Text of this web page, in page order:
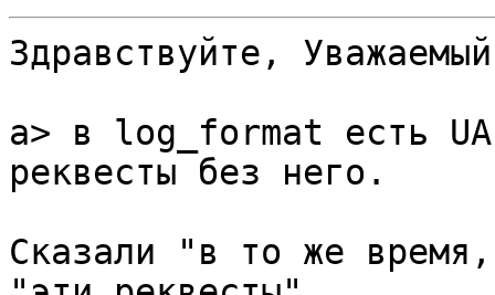
Здравствуйте,
a> в log_format есть
реквесты без него.
Сказали "в то же